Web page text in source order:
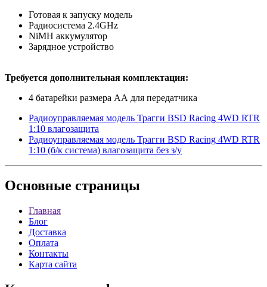
Готовая к запуску модель
Радиосистема 2.4GHz
NiMH аккумулятор
Зарядное устройство
Требуется дополнительная комплектация:
4 батарейки размера АА для передатчика
Радиоуправляемая модель Трагги BSD Racing 4WD RTR
1:10 влагозащита
Радиоуправляемая модель Трагги BSD Racing 4WD RTR
1:10 (б/к система) влагозащита без з/у
Основные страницы
Главная
Блог
Доставка
Оплата
Контакты
Карта сайта